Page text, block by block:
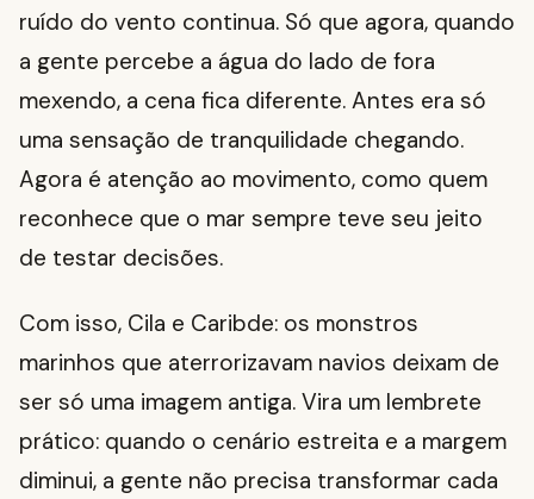
ruído do vento continua. Só que agora, quando
a gente percebe a água do lado de fora
mexendo, a cena fica diferente. Antes era só
uma sensação de tranquilidade chegando.
Agora é atenção ao movimento, como quem
reconhece que o mar sempre teve seu jeito
de testar decisões.
Com isso, Cila e Caribde: os monstros
marinhos que aterrorizavam navios deixam de
ser só uma imagem antiga. Vira um lembrete
prático: quando o cenário estreita e a margem
diminui, a gente não precisa transformar cada